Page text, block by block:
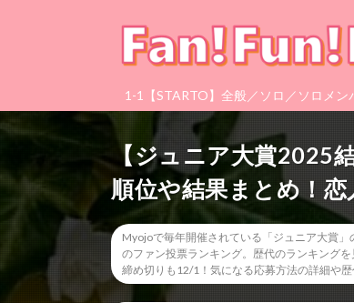
1-1【STARTO】全般／ソロ／ソロメン
【ジュニア大賞2025
順位や結果まとめ！
Myojoで毎年開催されている「ジュニア大賞
のファン投票ランキング。歴代のランキング
締め切りも12/1！気になる応募方法の詳細や